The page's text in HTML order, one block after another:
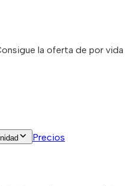
la oferta de por vida
Precios